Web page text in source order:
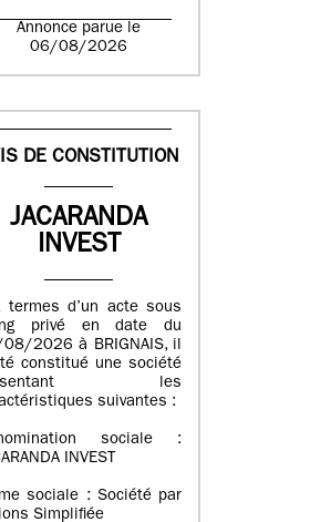
Annonce parue le
06/08/2026
DE CONSTITUTION
JACARANDA
INVEST
termes d’un acte sous
privé en date du
2026 à BRIGNAIS, il
constitué une société
les
suivantes :
sociale :
INVEST
sociale : Société par
Simplifiée